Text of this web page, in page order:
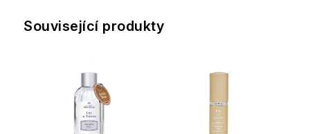
Související produkty